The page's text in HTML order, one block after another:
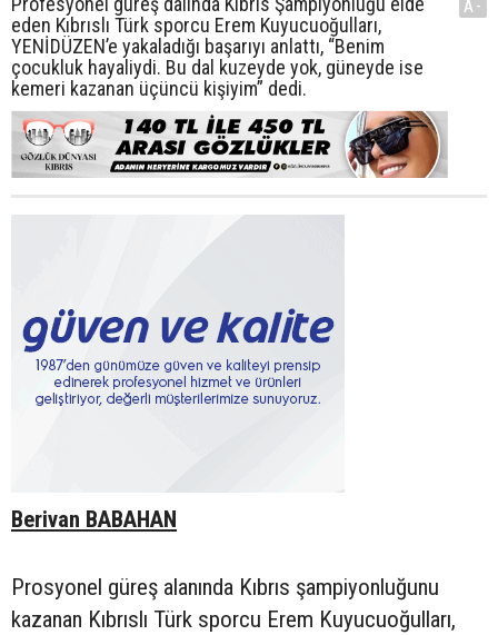
eden Kıbrıslı Türk sporcu Erem Kuyucuoğulları,
YENİDÜZEN’e yakaladığı başarıyı anlattı, “Benim
çocukluk hayaliydi. Bu dal kuzeyde yok, güneyde ise
kemeri kazanan üçüncü kişiyim” dedi.
A-
Berivan BABAHAN
Prosyonel güreş alanında Kıbrıs şampiyonluğunu
kazanan Kıbrıslı Türk sporcu Erem Kuyucuoğulları,